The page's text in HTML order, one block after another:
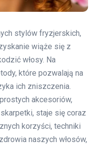
stylów fryzjerskich,
wiąże się z
włosy. Na
które pozwalają na
ich zniszczenia.
akcesoriów,
staje się coraz
korzyści, techniki
naszych włosów,